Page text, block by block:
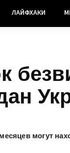
ЛАЙФХАКИ
могут